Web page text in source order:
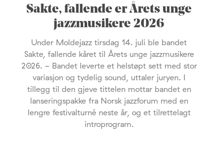
Sakte, fallende er Årets unge
jazzmusikere 2026
Under Moldejazz tirsdag 14. juli ble bandet
Sakte, fallende kåret til Årets unge jazzmusikere
2026. - Bandet leverte et helstøpt sett med stor
variasjon og tydelig sound, uttaler juryen. I
tillegg til den gjeve tittelen mottar bandet en
lanseringspakke fra Norsk jazzforum med en
lengre festivalturné neste år, og et tilrettelagt
introprogram.